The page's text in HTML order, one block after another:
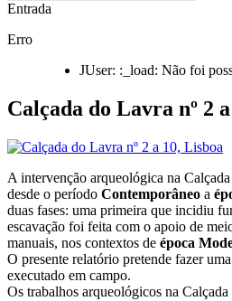
Entrada
Erro
JUser: :_load: Não foi
Calçada do Lavra nº 2
A intervenção arqueológica na
desde o período Contemporâneo a
duas fases: uma primeira que incidiu
escavação foi feita com o apoio de
manuais, nos contextos de época
O presente relatório pretende fazer
executado em campo.
Os trabalhos arqueológicos na